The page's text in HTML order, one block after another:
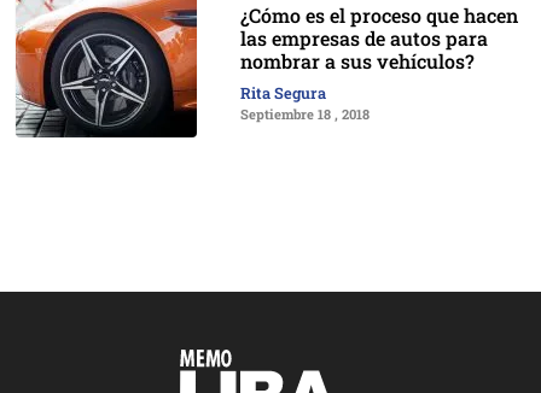
¿Cómo es el proceso que hacen
las empresas de autos para
nombrar a sus vehículos?
Rita Segura
Septiembre 18 , 2018